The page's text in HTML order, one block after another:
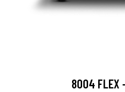
8004 FLEX